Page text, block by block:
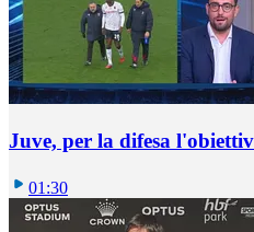
Juve, per la difesa
01:30